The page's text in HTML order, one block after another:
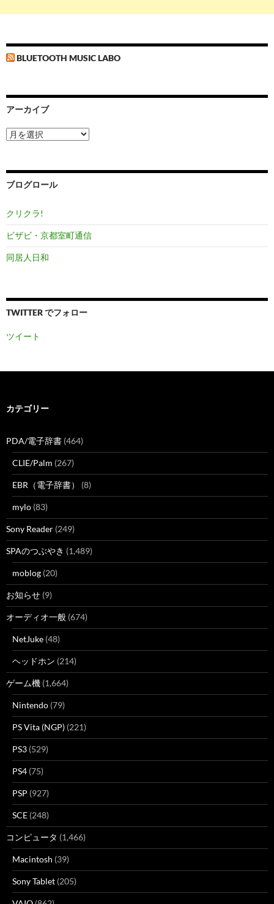
BLUETOOTH MUSIC LABO
アーカイブ
ア
ー
ブ
ブログロール
クリクラ!
ビザビ・京都室町通信
同居人日和
TWITTER でフォロー
ツイート
カテゴリー
PDA/電子辞書 (464)
CLIE/Palm (267)
EBR（電子辞書） (8)
mylo (83)
Sony Reader (249)
SPAのつぶやき (1,489)
moblog (20)
お知らせ (9)
オーディオ一般 (674)
NetJuke (48)
ヘッドホン (214)
ゲーム機 (1,664)
Nintendo (79)
PS Vita (NGP) (221)
PS3 (529)
PS4 (75)
PSP (927)
SCE (248)
コンピュータ (1,466)
Macintosh (39)
Sony Tablet (205)